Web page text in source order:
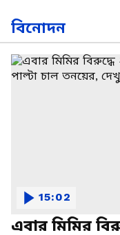
বিনোদন
এবার মিমির
15:02